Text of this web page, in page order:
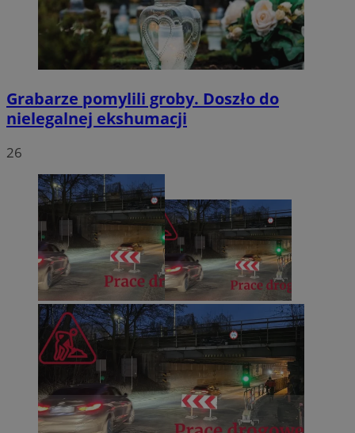
Grabarze pomylili groby. Doszło do
nielegalnej ekshumacji
26